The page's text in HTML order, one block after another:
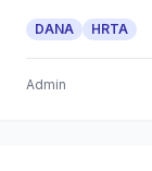
DANA HRTA
Admin